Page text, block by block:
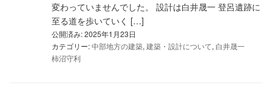
変わっていませんでした。 設計は白井晟一 登呂遺跡に
至る道を歩いていく […]
公開済み: 2025年1月23日
カテゴリー:中部地方の建築, 建築・設計について, 白井晟一
柿沼守利